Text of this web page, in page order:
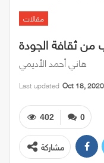
مقالات
من ثقافة الجودة
هاني أحمد الأديمي
Last updated Oct 18, 2020
0
402
مشاركة